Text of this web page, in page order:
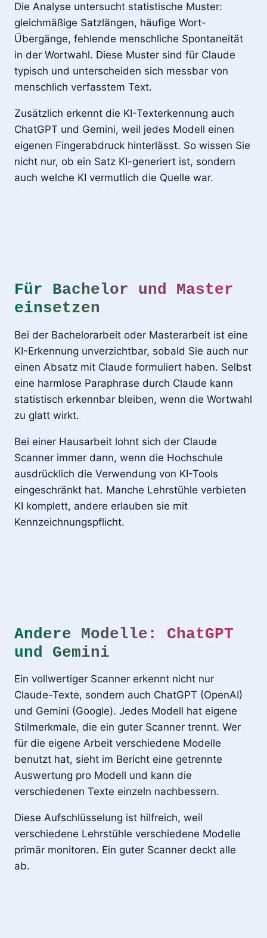
Die Analyse untersucht statistische Muster:
gleichmäßige Satzlängen, häufige Wort-
Übergänge, fehlende menschliche Spontaneität
in der Wortwahl. Diese Muster sind für Claude
typisch und unterscheiden sich messbar von
menschlich verfasstem Text.
Zusätzlich erkennt die KI-Texterkennung auch
ChatGPT und Gemini, weil jedes Modell einen
eigenen Fingerabdruck hinterlässt. So wissen Sie
nicht nur, ob ein Satz KI-generiert ist, sondern
auch welche KI vermutlich die Quelle war.
Für Bachelor und Master
einsetzen
Bei der Bachelorarbeit oder Masterarbeit ist eine
KI-Erkennung unverzichtbar, sobald Sie auch nur
einen Absatz mit Claude formuliert haben. Selbst
eine harmlose Paraphrase durch Claude kann
statistisch erkennbar bleiben, wenn die Wortwahl
zu glatt wirkt.
Bei einer Hausarbeit lohnt sich der Claude
Scanner immer dann, wenn die Hochschule
ausdrücklich die Verwendung von KI-Tools
eingeschränkt hat. Manche Lehrstühle verbieten
KI komplett, andere erlauben sie mit
Kennzeichnungspflicht.
Andere Modelle: ChatGPT
und Gemini
Ein vollwertiger Scanner erkennt nicht nur
Claude-Texte, sondern auch ChatGPT (OpenAI)
und Gemini (Google). Jedes Modell hat eigene
Stilmerkmale, die ein guter Scanner trennt. Wer
für die eigene Arbeit verschiedene Modelle
benutzt hat, sieht im Bericht eine getrennte
Auswertung pro Modell und kann die
verschiedenen Texte einzeln nachbessern.
Diese Aufschlüsselung ist hilfreich, weil
verschiedene Lehrstühle verschiedene Modelle
primär monitoren. Ein guter Scanner deckt alle
ab.